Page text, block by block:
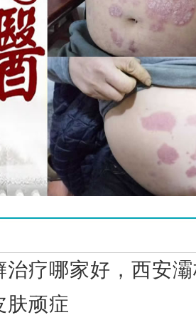
疗哪家好，西安
肤顽症